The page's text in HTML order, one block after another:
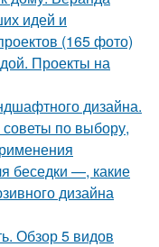
идей и
(165 фото)
Проекты на
дизайна.
по выбору,
беседки —, какие
дизайна
Обзор 5 видов